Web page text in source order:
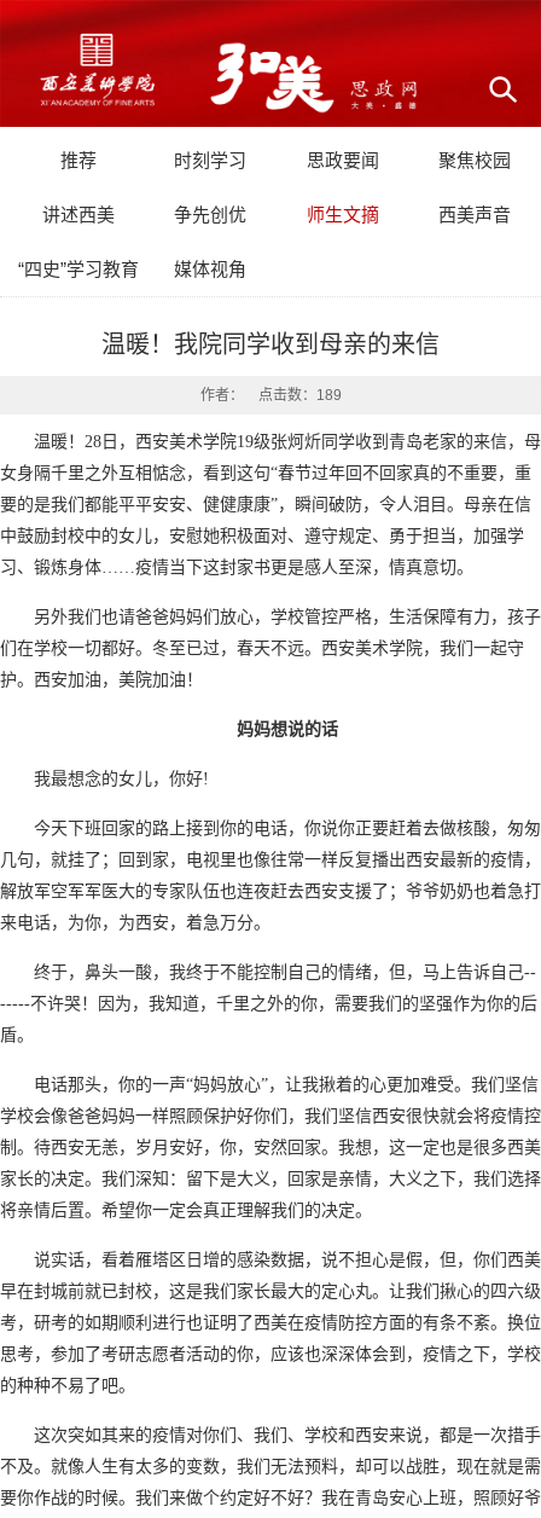
推荐 时刻学习 思政要闻 聚焦校园
讲述西美 争先创优 师生文摘 西美声音
“四史”学习教育 媒体视角
温暖！我院同学收到母亲的来信
作者： 点击数： 189
温暖！28日，西安美术学院19级张炣炘同学收到青岛老家的来信，母
女身隔千里之外互相惦念，看到这句“春节过年回不回家真的不重要，重
要的是我们都能平平安安、健健康康”，瞬间破防，令人泪目。母亲在信
中鼓励封校中的女儿，安慰她积极面对、遵守规定、勇于担当，加强学
习、锻炼身体……疫情当下这封家书更是感人至深，情真意切。
另外我们也请爸爸妈妈们放心，学校管控严格，生活保障有力，孩子
们在学校一切都好。冬至已过，春天不远。西安美术学院，我们一起守
护。西安加油，美院加油！
妈妈想说的话
我最想念的女儿，你好!
今天下班回家的路上接到你的电话，你说你正要赶着去做核酸，匆匆
几句，就挂了；回到家，电视里也像往常一样反复播出西安最新的疫情，
解放军空军军医大的专家队伍也连夜赶去西安支援了；爷爷奶奶也着急打
来电话，为你，为西安，着急万分。
终于，鼻头一酸，我终于不能控制自己的情绪，但，马上告诉自己--
-----不许哭！因为，我知道，千里之外的你，需要我们的坚强作为你的后
盾。
电话那头，你的一声“妈妈放心”，让我揪着的心更加难受。我们坚信
学校会像爸爸妈妈一样照顾保护好你们，我们坚信西安很快就会将疫情控
制。待西安无恙，岁月安好，你，安然回家。我想，这一定也是很多西美
家长的决定。我们深知：留下是大义，回家是亲情，大义之下，我们选择
将亲情后置。希望你一定会真正理解我们的决定。
说实话，看着雁塔区日增的感染数据，说不担心是假，但，你们西美
早在封城前就已封校，这是我们家长最大的定心丸。让我们揪心的四六级
考，研考的如期顺利进行也证明了西美在疫情防控方面的有条不紊。换位
思考，参加了考研志愿者活动的你，应该也深深体会到，疫情之下，学校
的种种不易了吧。
这次突如其来的疫情对你们、我们、学校和西安来说，都是一次措手
不及。就像人生有太多的变数，我们无法预料，却可以战胜，现在就是需
要你作战的时候。我们来做个约定好不好？我在青岛安心上班，照顾好爷